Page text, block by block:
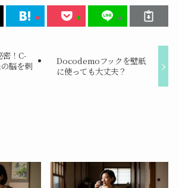
密！C-
脳を刺
Docodemoフックを壁紙
に使っても大丈夫？